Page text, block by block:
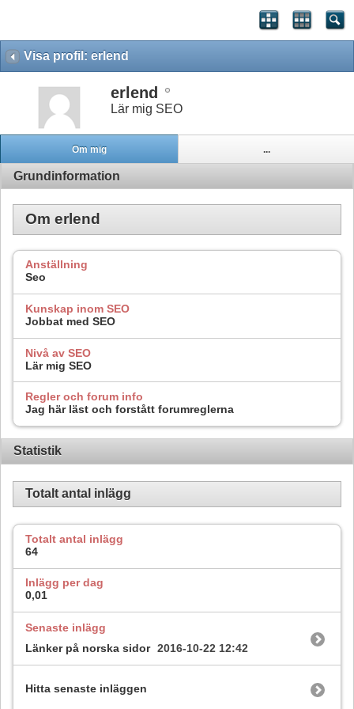
Visa profil: erlend
erlend
Lär mig SEO
Om mig ...
Grundinformation
Om erlend
Anställning
Seo
Kunskap inom SEO
Jobbat med SEO
Nivå av SEO
Lär mig SEO
Regler och forum info
Jag här läst och forstått forumreglerna
Statistik
Totalt antal inlägg
Totalt antal inlägg
64
Inlägg per dag
0,01
Senaste inlägg
Länker på norska sidor 2016-10-22 12:42
Hitta senaste inläggen